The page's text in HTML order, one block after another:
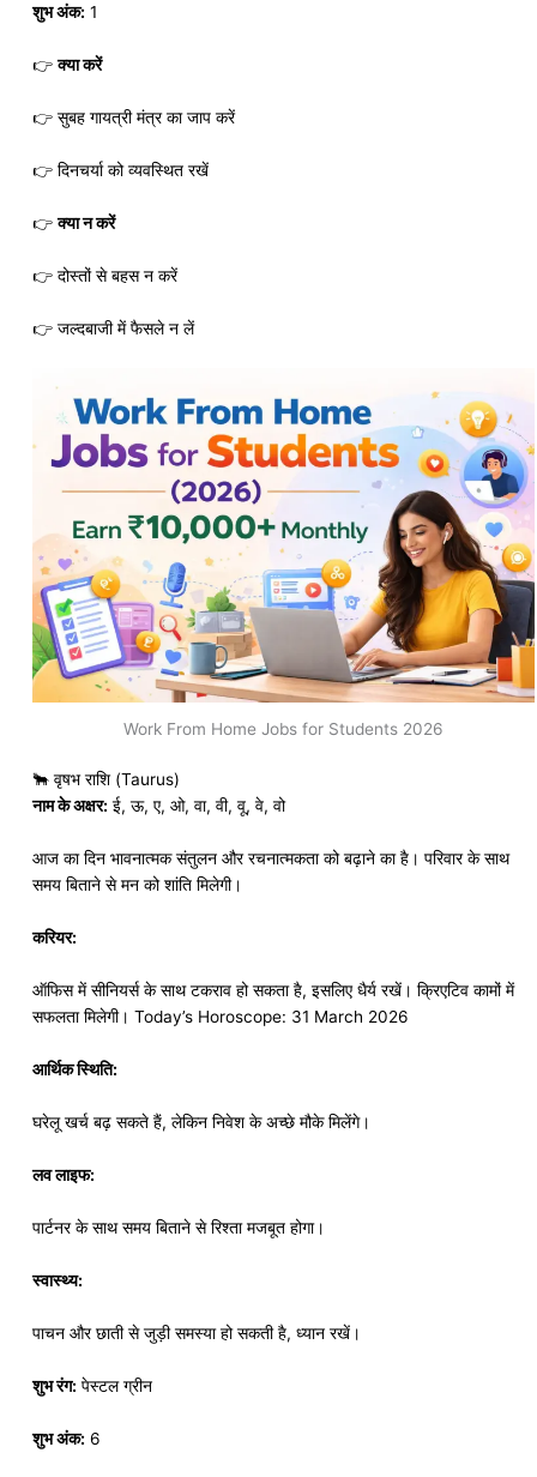
शुभ अंक: 1
👉क्या करें
👉 सुबह गायत्री मंत्र का जाप करें
👉 दिनचर्या को व्यवस्थित रखें
👉क्या न करें
👉 दोस्तों से बहस न करें
👉 जल्दबाजी में फैसले न लें
Work From Home Jobs for Students 2026
🐂 वृषभ राशि (Taurus)
नाम के अक्षर: ई, ऊ, ए, ओ, वा, वी, वू, वे, वो
आज का दिन भावनात्मक संतुलन और रचनात्मकता को बढ़ाने का है। परिवार के साथ
समय बिताने से मन को शांति मिलेगी।
करियर:
ऑफिस में सीनियर्स के साथ टकराव हो सकता है, इसलिए धैर्य रखें। क्रिएटिव कामों में
सफलता मिलेगी। Today’s Horoscope: 31 March 2026
आर्थिक स्थिति:
घरेलू खर्च बढ़ सकते हैं, लेकिन निवेश के अच्छे मौके मिलेंगे।
लव लाइफ:
पार्टनर के साथ समय बिताने से रिश्ता मजबूत होगा।
स्वास्थ्य:
पाचन और छाती से जुड़ी समस्या हो सकती है, ध्यान रखें।
शुभ रंग: पेस्टल ग्रीन
शुभ अंक: 6